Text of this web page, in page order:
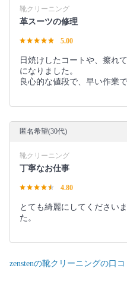
靴クリーニング
革スーツの修理
5.00
日焼けしたコートや、擦れ
になりました。
良心的な値段で、早い作業
匿名希望(30代)
靴クリーニング
丁寧なお仕事
4.80
とても綺麗にしてください
た。
zenstenの靴クリーニングの口